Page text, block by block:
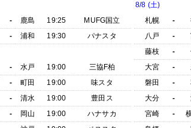
- 鹿島 19:25
MUFG国立
- 浦和 19:30
パナスタ
- 水戸 19:00
三協F柏
- 町田 19:00
味スタ
- 清水 19:00
豊田ス
- 岡山 19:00
ハナサカ
8/8 (土)
札幌
-
八戸
-
藤枝
-
大宮
-
磐田
-
大分
-
宮崎
-